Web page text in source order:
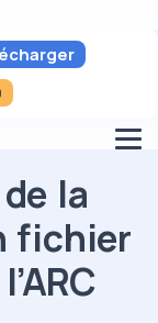
la
fichier